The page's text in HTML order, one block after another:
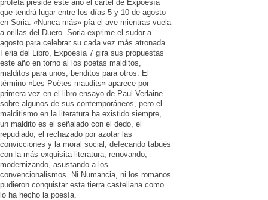
profeta preside este año el cartel de Expoesía
que tendrá lugar entre los días 5 y 10 de agosto
en Soria. «Nunca más» pía el ave mientras vuela
a orillas del Duero. Soria exprime el sudor a
agosto para celebrar su cada vez más atronada
Feria del Libro, Expoesía 7 gira sus propuestas
este año en torno al los poetas malditos,
malditos para unos, benditos para otros. El
término «Les Poètes maudits» aparece por
primera vez en el libro ensayo de Paul Verlaine
sobre algunos de sus contemporáneos, pero el
malditismo en la literatura ha existido siempre,
un maldito es el señalado con el dedo, el
repudiado, el rechazado por azotar las
convicciones y la moral social, defecando tabués
con la más exquisita literatura, renovando,
modernizando, asustando a los
convencionalismos. Ni Numancia, ni los romanos
pudieron conquistar esta tierra castellana como
lo ha hecho la poesía.